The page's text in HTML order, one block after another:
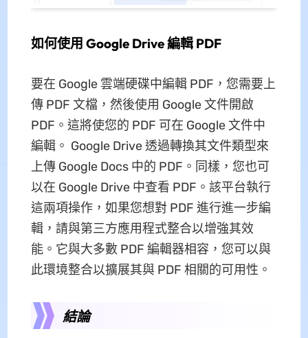
如何使用 Google Drive 編輯 PDF
要在 Google 雲端硬碟中編輯 PDF，您需要上
傳 PDF 文檔，然後使用 Google 文件開啟
PDF。這將使您的 PDF 可在 Google 文件中
編輯。 Google Drive 透過轉換其文件類型來
上傳 Google Docs 中的 PDF。同樣，您也可
以在 Google Drive 中查看 PDF。該平台執行
這兩項操作，如果您想對 PDF 進行進一步編
輯，請與第三方應用程式整合以增強其效
能。它與大多數 PDF 編輯器相容，您可以與
此環境整合以擴展其與 PDF 相關的可用性。
結論